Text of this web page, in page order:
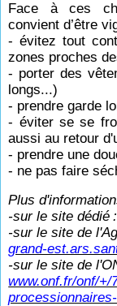
Face à ces
convient d’être
- évitez tout
zones proches
- porter des
longs...)
- prendre garde
- éviter se se
aussi au retour
- prendre une
- ne pas faire
Plus
-sur le site dédié
-sur le site de
grand-
-sur le site de
www.onf.fr/onf/+/